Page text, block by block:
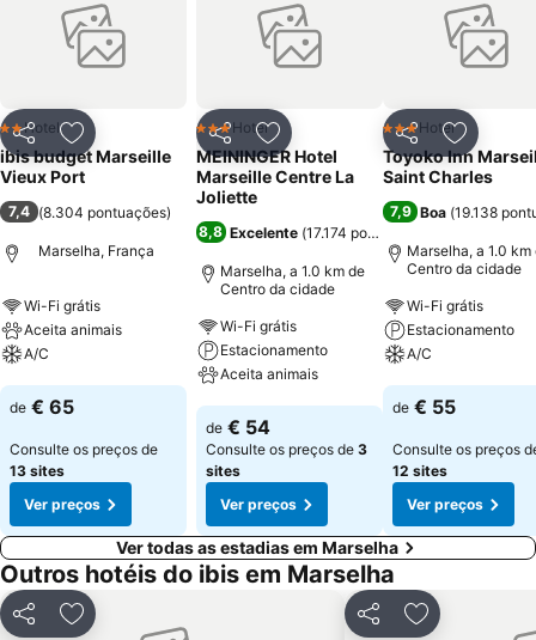
buffet Os 147 quartos para 1,2 ou 3 pessoas, têm as condições
necessárias para que possa ficar perto de tudo sem gastar muito
dinheiro, com um preço fixo. Poderá encontrar em cada quarto TV
WC com chuveiro. Existem 2 quartos preparados para pessoas com
mobilidade reduzida. Os animais de estimação são permitidos,
embora só se aceite um animal por quarto.
PartilharAdicionar aos favoritos
2 Estrelas
Hotel
ibis budget Marseille
Vieux Port
7,4 (8.304 pontuações)
Marselha, França
Wi-Fi grátis
Aceita animais
A/C
Ver preços
de € 65
Consulte os preços de
13 sites
Ver preços
PartilharAdicionar aos favoritos
3 Estrelas
Hotel
MEININGER Hotel
Marseille Centre La
Joliette
8,8 Excelente (17.174 pontuações
Marselha, a 1.0 km de
Centro da cidade
Wi-Fi grátis
Estacionamento
Aceita animais
Ver preços
de € 54
Consulte os preços de 3
sites
Ver preços
Partilhar
3 Estrelas
Hotel
Toyoko Inn
Saint Charles
7,9 Boa (19.138
Marselha, a 1.0 km
Centro da cidade
Wi-Fi grátis
Estacionamento
A/C
Ver preços
de € 55
Consulte os preços
12 sites
Ver preços
Ver todas as estadias em Marselha
Outros hotéis do ibis em Marselha
PartilharAdicionar aos favoritos PartilharAdicionar